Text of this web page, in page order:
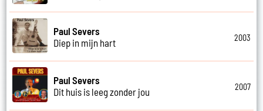
Paul Severs
Diep in mijn hart
2003
Paul Severs
Dit huis is leeg zonder jou
2007